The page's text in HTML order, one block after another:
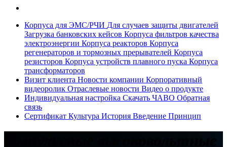
Корпуса для ЭМС/РЧИ Для случаев защиты двигателей
Загрузка банковских кейсов Корпуса фильтров качества
электроэнергии Корпуса реакторов Корпуса
регенераторов и тормозных прерывателей Корпуса
резисторов Корпуса устройств плавного пуска Корпуса
трансформаторов
Визит клиента Новости компании Корпоративный
видеоролик Отраслевые новости Видео о продукте
Индивидуальная настройка Скачать ЧАВО Обратная
связь
Сертификат Культура История Введение Принцип